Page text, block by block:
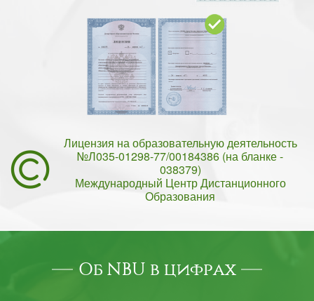
Лицензия на образовательную деятельность
№Л035-01298-77/00184386 (на бланке -
038379)
Международный Центр Дистанционного
Образования
Об NBU в цифрах